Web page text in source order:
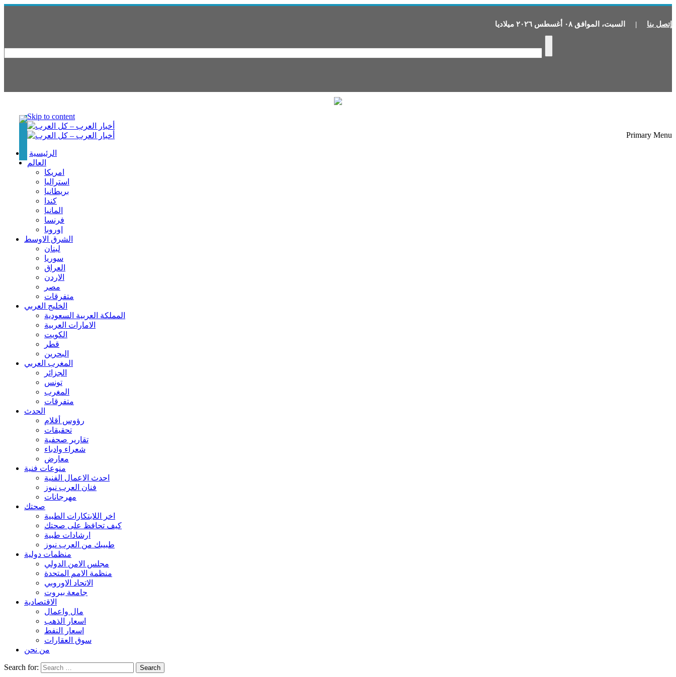
إتصل بنا | السبت، الموافق ٠٨ أغسطس ٢٠٢٦ ميلاديا
Skip to content
Primary Menu
الرئيسية
العالم
امريكا
استراليا
بريطانيا
كندا
المانيا
فرنسا
اوروبا
الشرق الاوسط
لبنان
سوريا
العراق
الاردن
مصر
متفرقات
الخليج العربي
المملكة العربية السعودية
الامارات العربية
الكويت
قطر
البحرين
المغرب العربي
الجزائر
تونس
المغرب
متفرقات
الحدث
رؤوس أقلام
تحقيقات
تقارير صحفية
شعراء وادباء
معارض
منوعات فنية
احدث الاعمال الفنية
فنان العرب نيوز
مهرجانات
صحتك
اخر اللابتكارات الطبية
كيف تحافظ على صحتك
ارشادات طبية
طبيبك من العرب نيوز
منظمات دولية
مجلس الامن الدولي
منظمة الامم المتحدة
الاتحاد الاوروبي
جامعة بيروت
الاقتصادية
مال واعمال
اسعار الذهب
اسعار النفط
سوق العقارات
من نحن
Search for: